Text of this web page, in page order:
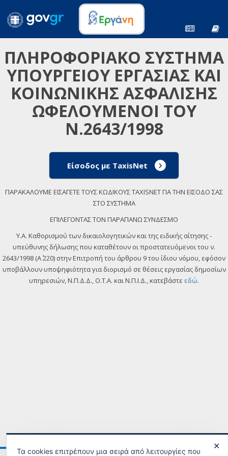
ΠΛΗΡΟΦΟΡΙΑΚΟ ΣΥΣΤΗΜΑ
ΥΠΟΥΡΓΕΙΟΥ ΕΡΓΑΣΙΑΣ ΚΑΙ
ΚΟΙΝΩΝΙΚΗΣ ΑΣΦΑΛΙΣΗΣ
ΩΦΕΛΟΥΜΕΝΟΙ ΤΟΥ
Ν.2643/1998
Είσοδος με TaxisNet
ΠΑΡΑΚΑΛΟΥΜΕ ΕΙΣΑΓΕΤΕ ΤΟΥΣ ΚΩΔΙΚΟΥΣ TAXISNET ΓΙΑ ΤΗΝ ΕΙΣΟΔΟ ΣΑΣ
ΣΤΟ ΣΥΣΤΗΜΑ
ΕΠΙΛΕΓΟΝΤΑΣ ΤΟΝ ΠΑΡΑΠΑΝΩ ΣΥΝΔΕΣΜΟ
Y.A. Καθορισμού των δικαιολογητικών και της ειδικής αίτησης -
υπεύθυνης δήλωσης που καταθέτουν οι προστατευόμενοι του ν.
2643/1998 (Α΄ 220) στην Επιτροπή του άρθρου 9 του ίδιου νόμου, εφόσον
υποβάλλουν υποψηφιότητα για διορισμό σε θέσεις εργασίας δημοσίων
υπηρεσιών, Ν.Π.Δ.Δ., Ο.Τ.Α. και Ν.Π.Ι.Δ., κατεβάστε εδώ.
✕
Τα cookies επιτρέπουν μια σειρά από λειτουργίες που